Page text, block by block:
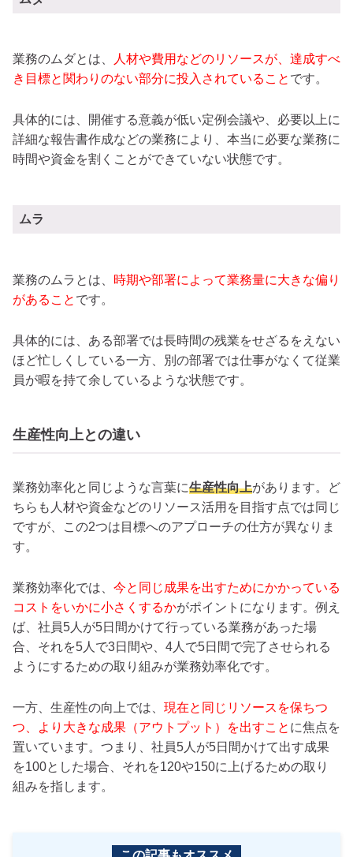
業務のムダとは、
人材や費用などのリソースが、達成すべ
き目標と関わりのない部分に投入されていること です。
具体的には、開催する意義が低い定例会議や、必要以上に
詳細な報告書作成などの業務により、本当に必要な業務に
時間や資金を割くことができていない状態です。
ムラ
業務のムラとは、 時期や部署によって業務量に大きな偏り
があること です。
具体的には、ある部署では長時間の残業をせざるをえない
ほど忙しくしている一方、別の部署では仕事がなくて従業
員が暇を持て余しているような状態です。
生産性向上との違い
業務効率化と同じような言葉に生産性向上があります。ど
ちらも人材や資金などのリソース活用を目指す点では同じ
ですが、この2つは目標へのアプローチの仕方が異なりま
す。
業務効率化では、 今と同じ成果を出すためにかかっている
コストをいかに小さくするかがポイントになります。例え
ば、社員5人が5日間かけて行っている業務があった場
合、それを5人で3日間や、4人で5日間で完了させられる
ようにするための取り組みが業務効率化です。
一方、生産性の向上では、 現在と同じリソースを保ちつ
つ、より大きな成果（アウトプット）を出すこと に焦点を
置いています。つまり、社員5人が5日間かけて出す成果
を100とした場合、それを120や150に上げるための取り
組みを指します。